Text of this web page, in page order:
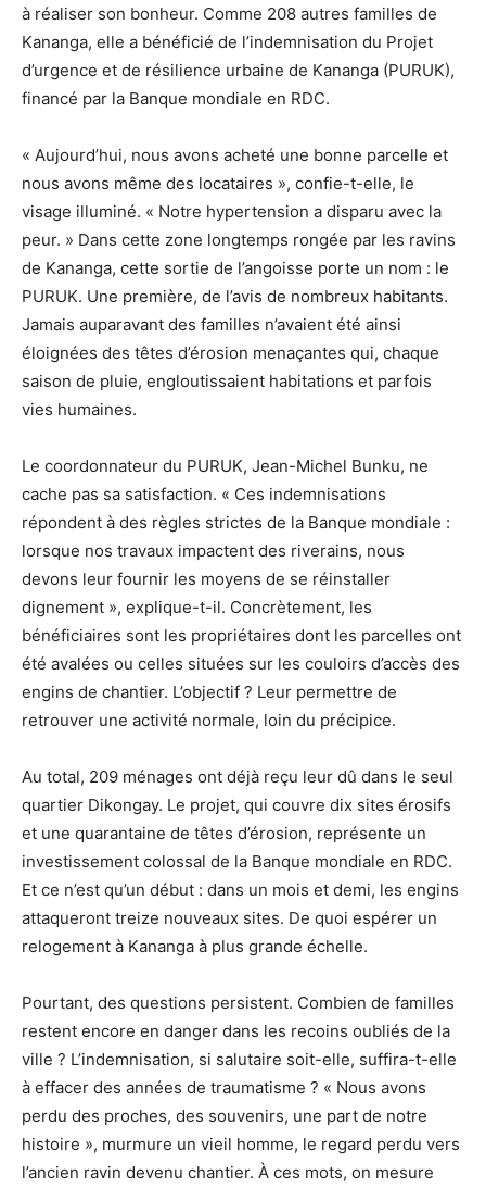
à réaliser son bonheur. Comme 208 autres familles de
Kananga, elle a bénéficié de l’indemnisation du Projet
d’urgence et de résilience urbaine de Kananga (PURUK),
financé par la Banque mondiale en RDC.
« Aujourd’hui, nous avons acheté une bonne parcelle et
nous avons même des locataires », confie-t-elle, le
visage illuminé. « Notre hypertension a disparu avec la
peur. » Dans cette zone longtemps rongée par les ravins
de Kananga, cette sortie de l’angoisse porte un nom : le
PURUK. Une première, de l’avis de nombreux habitants.
Jamais auparavant des familles n’avaient été ainsi
éloignées des têtes d’érosion menaçantes qui, chaque
saison de pluie, engloutissaient habitations et parfois
vies humaines.
Le coordonnateur du PURUK, Jean-Michel Bunku, ne
cache pas sa satisfaction. « Ces indemnisations
répondent à des règles strictes de la Banque mondiale :
lorsque nos travaux impactent des riverains, nous
devons leur fournir les moyens de se réinstaller
dignement », explique-t-il. Concrètement, les
bénéficiaires sont les propriétaires dont les parcelles ont
été avalées ou celles situées sur les couloirs d’accès des
engins de chantier. L’objectif ? Leur permettre de
retrouver une activité normale, loin du précipice.
Au total, 209 ménages ont déjà reçu leur dû dans le seul
quartier Dikongay. Le projet, qui couvre dix sites érosifs
et une quarantaine de têtes d’érosion, représente un
investissement colossal de la Banque mondiale en RDC.
Et ce n’est qu’un début : dans un mois et demi, les engins
attaqueront treize nouveaux sites. De quoi espérer un
relogement à Kananga à plus grande échelle.
Pourtant, des questions persistent. Combien de familles
restent encore en danger dans les recoins oubliés de la
ville ? L’indemnisation, si salutaire soit-elle, suffira-t-elle
à effacer des années de traumatisme ? « Nous avons
perdu des proches, des souvenirs, une part de notre
histoire », murmure un vieil homme, le regard perdu vers
l’ancien ravin devenu chantier. À ces mots, on mesure